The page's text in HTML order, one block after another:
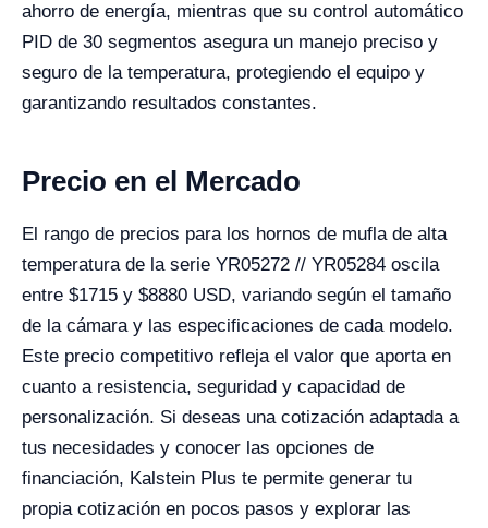
ahorro de energía, mientras que su control automático
PID de 30 segmentos asegura un manejo preciso y
seguro de la temperatura, protegiendo el equipo y
garantizando resultados constantes.
Precio en el Mercado
El rango de precios para los hornos de mufla de alta
temperatura de la serie YR05272 // YR05284 oscila
entre $1715 y $8880 USD, variando según el tamaño
de la cámara y las especificaciones de cada modelo.
Este precio competitivo refleja el valor que aporta en
cuanto a resistencia, seguridad y capacidad de
personalización. Si deseas una cotización adaptada a
tus necesidades y conocer las opciones de
financiación, Kalstein Plus te permite generar tu
propia cotización en pocos pasos y explorar las